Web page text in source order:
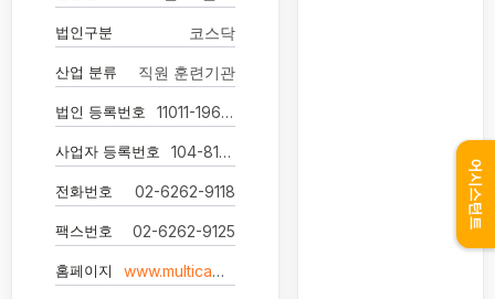
법인구분 코스닥
산업 분류 직원 훈련기관
법인 등록번호 11011-1960792
사업자 등록번호 104-81-53114
전화번호 02-6262-9118
팩스번호 02-6262-9125
홈페이지 www.multicampus.com
어시스턴트